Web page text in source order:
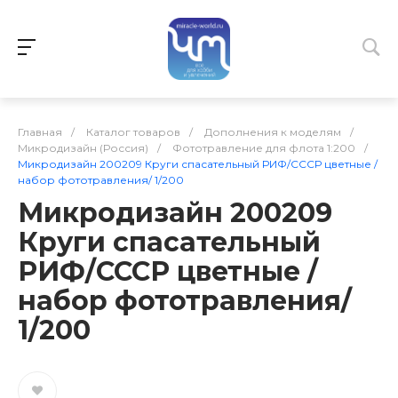
Главная / Каталог товаров / Дополнения к моделям
/
Микродизайн (Россия)
/ Фототравление для флота 1:200
/
Микродизайн 200209 Круги спасательный РИФ/СССР цветные /
набор фототравления/ 1/200
Микродизайн 200209
Круги спасательный
РИФ/СССР цветные /
набор фототравления/
1/200